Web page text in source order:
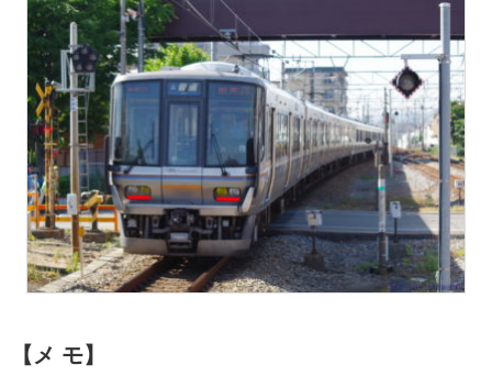
【メ モ】